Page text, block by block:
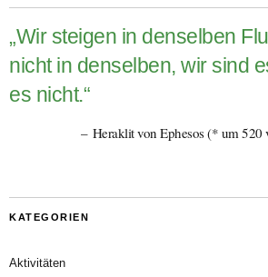
„Wir steigen in denselben
nicht in denselben, wir sind
es nicht.“
Heraklit von Ephesos (* um 520
KATEGORIEN
Aktivitäten